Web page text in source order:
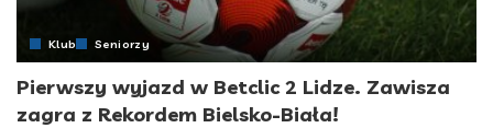
Klub Seniorzy
Pierwszy wyjazd w Betclic 2 Lidze. Zawisza
zagra z Rekordem Bielsko-Biała!